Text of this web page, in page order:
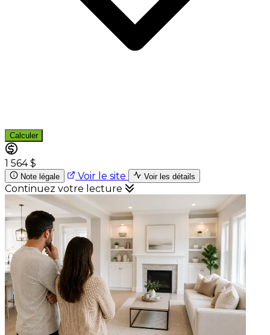
Calculer
1 564 $
Note légale Voir le site Voir les détails
Continuez votre lecture